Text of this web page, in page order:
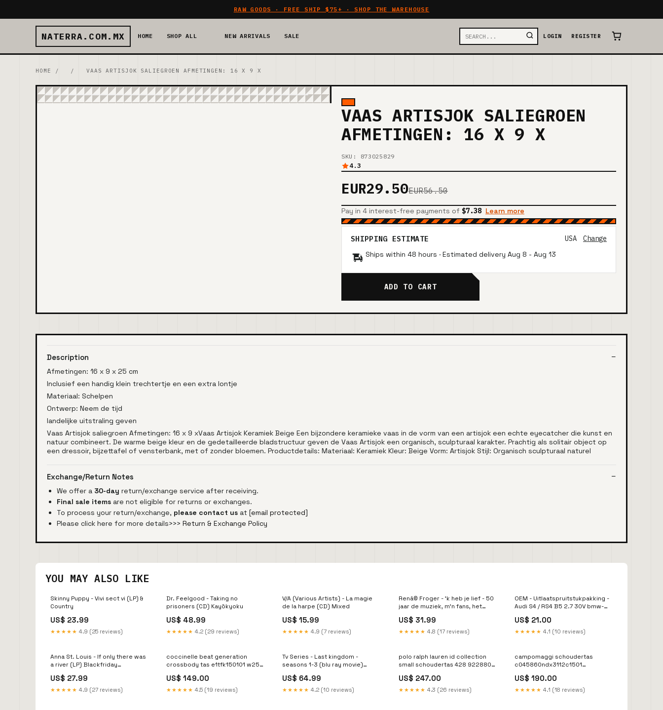
RAW GOODS · FREE SHIP $75+ · SHOP THE WAREHOUSE
NATERRA.COM.MX HOME SHOP ALL NEW ARRIVALS SALE LOGIN REGISTER
HOME / / VAAS ARTISJOK SALIEGROEN AFMETINGEN: 16 X 9 X
VAAS ARTISJOK SALIEGROEN
AFMETINGEN: 16 X 9 X
SKU: 873025829
4.3
EUR29.50EUR56.50
Pay in 4 interest-free payments of $7.38 Learn more
SHIPPING ESTIMATE USA
Change
Ships within 48 hours · Estimated delivery Aug 8 - Aug 13
ADD TO CART
Description
Afmetingen: 16 x 9 x 25 cm
Inclusief een handig klein trechtertje en een extra lontje
Materiaal: Schelpen
Ontwerp: Neem de tijd
landelijke uitstraling geven
Vaas Artisjok saliegroen Afmetingen: 16 x 9 xVaas Artisjok Keramiek Beige Een bijzondere keramieke vaas in de vorm van een artisjok een echte eyecatcher die kunst en
natuur combineert. De warme beige kleur en de gedetailleerde bladstructuur geven de Vaas Artisjok een organisch, sculpturaal karakter. Prachtig als solitair object op
een dressoir, bijzettafel of vensterbank, met of zonder bloemen. Productdetails: Materiaal: Keramiek Kleur: Beige Vorm: Artisjok Stijl: Organisch sculpturaal naturel
Exchange/Return Notes
We offer a 30-day return/exchange service after receiving.
Final sale items are not eligible for returns or exchanges.
To process your return/exchange, please contact us at [email protected]
Please click here for more details>>> Return & Exchange Policy
YOU MAY ALSO LIKE
Skinny Puppy - Vivi sect vi (LP) &
Country
US$ 23.99
★★★★★ 4.9 (25 reviews)
Dr. Feelgood - Taking no
prisoners (CD) Kayōkyoku
US$ 48.99
★★★★★ 4.2 (29 reviews)
V/A (Various Artists) - La magie
de la harpe (CD) Mixed
US$ 15.99
★★★★★ 4.9 (7 reviews)
Renã© Froger - 'k heb je lief - 50
jaar de muziek, m'n fans, het
US$ 31.99
★★★★★ 4.8 (17 reviews)
OEM - Uitlaatspruitstukpakking -
Audi S4 / RS4 B5 2.7 30V bmw-
US$ 21.00
★★★★★ 4.1 (10 reviews)
Anna St. Louis - If only there was
a river (LP) Blackfriday
US$ 27.99
★★★★★ 4.9 (27 reviews)
coccinelle beat generation
crossbody tas e1tfk150101 w25
US$ 149.00
★★★★★ 4.5 (19 reviews)
Tv Series - Last kingdom -
seasons 1-3 (blu ray movie)
US$ 64.99
★★★★★ 4.2 (10 reviews)
polo ralph lauren id collection
small schoudertas 428 922880
US$ 247.00
★★★★★ 4.3 (26 reviews)
campomaggi schoudertas
c045860ndx3112c1501
US$ 190.00
★★★★★ 4.1 (18 reviews)